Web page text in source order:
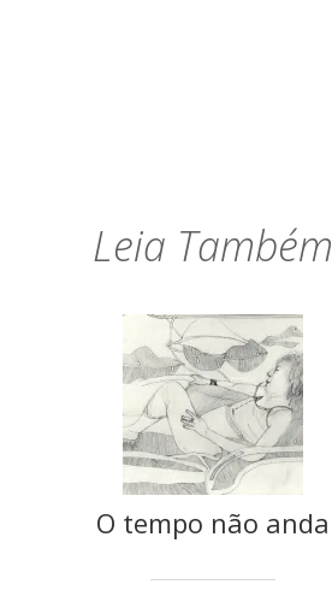
Leia Também
O tempo não anda